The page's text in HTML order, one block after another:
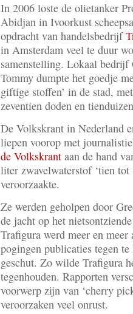
In 2006 loste de olietanker
Abidjan in Ivoorkust
opdracht van handelsbedrijf
in Amsterdam veel te duur
samenstelling. Lokaal bedrijf
Tommy dumpte het goedje
giftige stoffen’ in de stad,
zeventien doden en
De Volkskrant in Nederland
liepen voorop met
de Volkskrant aan de hand
liter zwavelwaterstof ‘tien tot
veroorzaakte.
Ze werden geholpen door
de jacht op het
Trafigura werd meer en
pogingen publicaties tegen
geschut. Zo wilde Trafigura
tegenhouden. Rapporten
voorwerp zijn van ‘cherry
veroorzaken veel onrust.